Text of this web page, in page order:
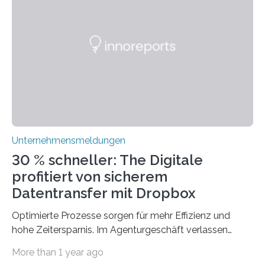
traditionelle Geschäftsprozesse in vielerlei Hinsicht
Unternehmensmeldungen
30 % schneller: The Digitale
profitiert von sicherem
Datentransfer mit Dropbox
Optimierte Prozesse sorgen für mehr Effizienz und
hohe Zeitersparnis. Im Agenturgeschäft verlassen
machen sich auf den Weg zu Kunden oder Partnern.
More than 1 year ago